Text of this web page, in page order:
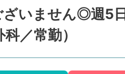
ざいません◎週
／常勤）